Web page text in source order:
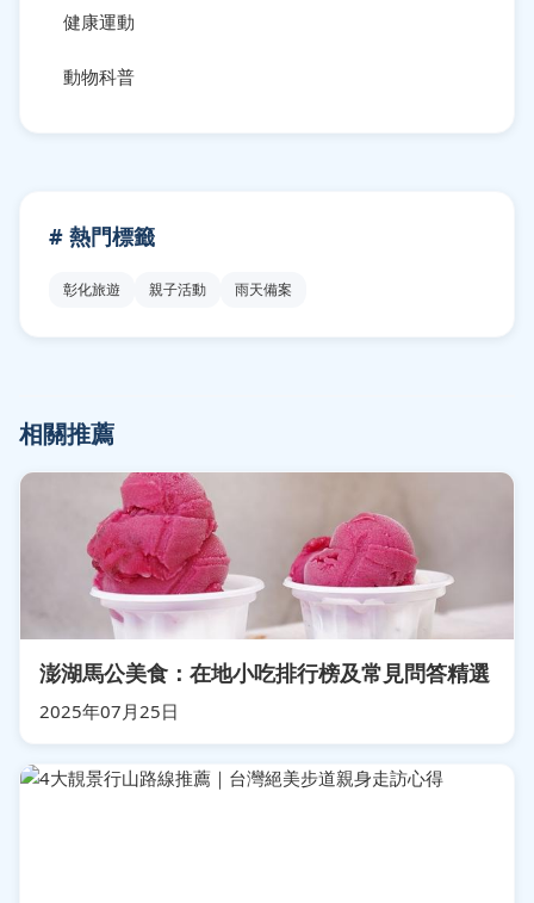
健康運動
動物科普
# 熱門標籤
彰化旅遊 親子活動 雨天備案
相關推薦
澎湖馬公美食：在地小吃排行榜及常見問答精選
2025年07月25日